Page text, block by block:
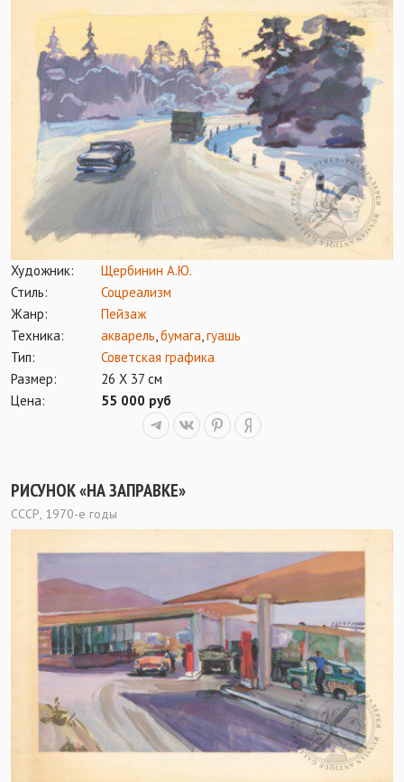
Художник:
Щербинин А.Ю.
Стиль:
Соцреализм
Жанр:
Пейзаж
Техника:
акварель бумага гуашь
Тип:
Советская графика
Размер:
26 Х 37 см
Цена:
55 000 руб
РИСУНОК «НА ЗАПРАВКЕ»
СССР, 1970-е годы